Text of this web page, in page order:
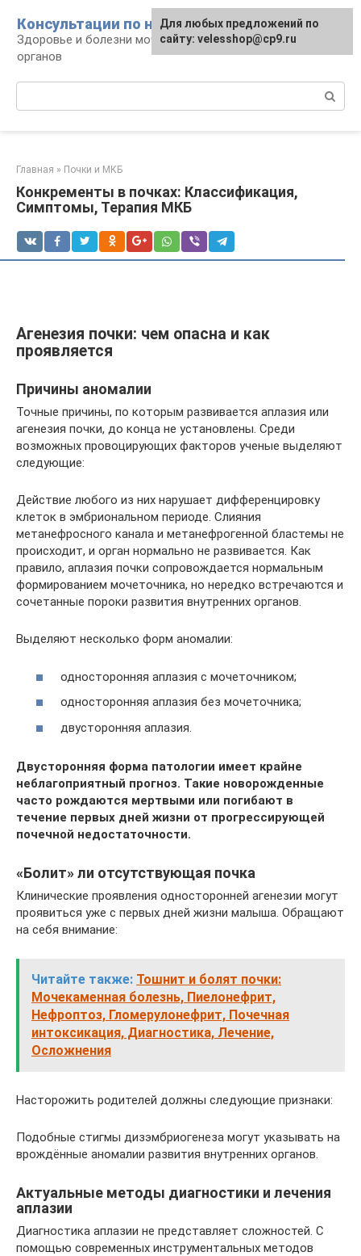
контенту
Консультации по нефрологии
Здоровье и болезни мочевыделительных
органов
Главная » Почки и МКБ
Конкременты в почках: Классификация,
Симптомы, Терапия МКБ
Агенезия почки: чем опасна и как
проявляется
Причины аномалии
Точные причины, по которым развивается аплазия или
агенезия почки, до конца не установлены. Среди
возможных провоцирующих факторов ученые выделяют
следующие:
Действие любого из них нарушает дифференцировку
клеток в эмбриональном периоде. Слияния
метанефросного канала и метанефрогенной бластемы не
происходит, и орган нормально не развивается. Как
правило, аплазия почки сопровождается нормальным
формированием мочеточника, но нередко встречаются и
сочетанные пороки развития внутренних органов.
Выделяют несколько форм аномалии:
односторонняя аплазия с мочеточником;
односторонняя аплазия без мочеточника;
двусторонняя аплазия.
Двусторонняя форма патологии имеет крайне
неблагоприятный прогноз. Такие новорожденные
часто рождаются мертвыми или погибают в
течение первых дней жизни от прогрессирующей
почечной недостаточности.
«Болит» ли отсутствующая почка
Клинические проявления односторонней агенезии могут
проявиться уже с первых дней жизни малыша. Обращают
на себя внимание:
Читайте также: Тошнит и болят почки:
Мочекаменная болезнь, Пиелонефрит,
Нефроптоз, Гломерулонефрит, Почечная
интоксикация, Диагностика, Лечение,
Осложнения
Насторожить родителей должны следующие признаки:
Подобные стигмы дизэмбриогенеза могут указывать на
врождённые аномалии развития внутренних органов.
Актуальные методы диагностики и лечения
аплазии
Диагностика аплазии не представляет сложностей. С
помощью современных инструментальных методов
Для любых предложений по
сайту: velesshop@cp9.ru